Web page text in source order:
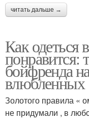
читать дальше →
Как одеться
понравится:
бойфренда
влюбленных
Золотого правила «
не придумали , в